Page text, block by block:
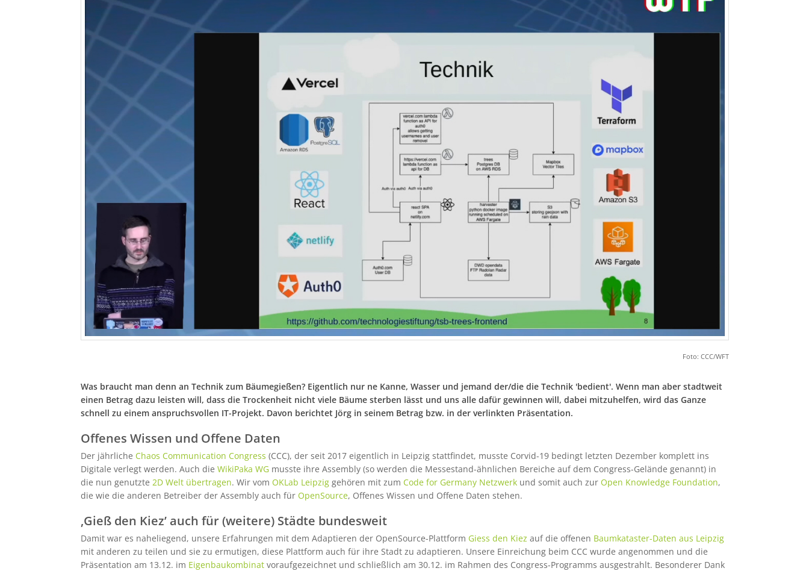
Foto: CCC/WFT
Was braucht man denn an Technik zum Bäumegießen? Eigentlich nur ne Kanne, Wasser und jemand der/die die Technik 'bedient'. Wenn man aber stadtweit
einen Betrag dazu leisten will, dass die Trockenheit nicht viele Bäume sterben lässt und uns alle dafür gewinnen will, dabei mitzuhelfen, wird das Ganze
schnell zu einem anspruchsvollen IT-Projekt. Davon berichtet Jörg in seinem Betrag bzw. in der verlinkten Präsentation.
Offenes Wissen und Offene Daten
Der jährliche Chaos Communication Congress (CCC), der seit 2017 eigentlich in Leipzig stattfindet, musste Corvid-19 bedingt letzten Dezember komplett ins
Digitale verlegt werden. Auch die WikiPaka WGmusste ihre Assembly (so werden die Messestand-ähnlichen Bereiche auf dem Congress-Gelände genannt) in
die nun genutzte 2D Welt übertragen. Wir vom OKLab Leipziggehören mit zum Code for Germany Netzwerkund somit auch zur Open Knowledge Foundation,
die wie die anderen Betreiber der Assembly auch für OpenSource, Offenes Wissen und Offene Daten stehen.
‚Gieß den Kiez’ auch für (weitere) Städte bundesweit
Damit war es naheliegend, unsere Erfahrungen mit dem Adaptieren der OpenSource-Plattform Giess den Kiez auf die offenen Baumkataster-Daten aus Leipzig
mit anderen zu teilen und sie zu ermutigen, diese Plattform auch für ihre Stadt zu adaptieren. Unsere Einreichung beim CCC wurde angenommen und die
Präsentation am 13.12. im Eigenbaukombinatvoraufgezeichnet und schließlich am 30.12. im Rahmen des Congress-Programms ausgestrahlt. Besonderer Dank